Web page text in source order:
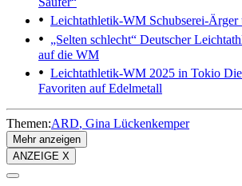
Leichtathletik-WM Schubserei-Ärger
„Selten schlecht“ Deutscher
auf die WM
Leichtathletik-WM 2025 in Tokio
Favoriten auf Edelmetall
Themen:ARD Gina Lückenkemper
Mehr anzeigen
ANZEIGE X